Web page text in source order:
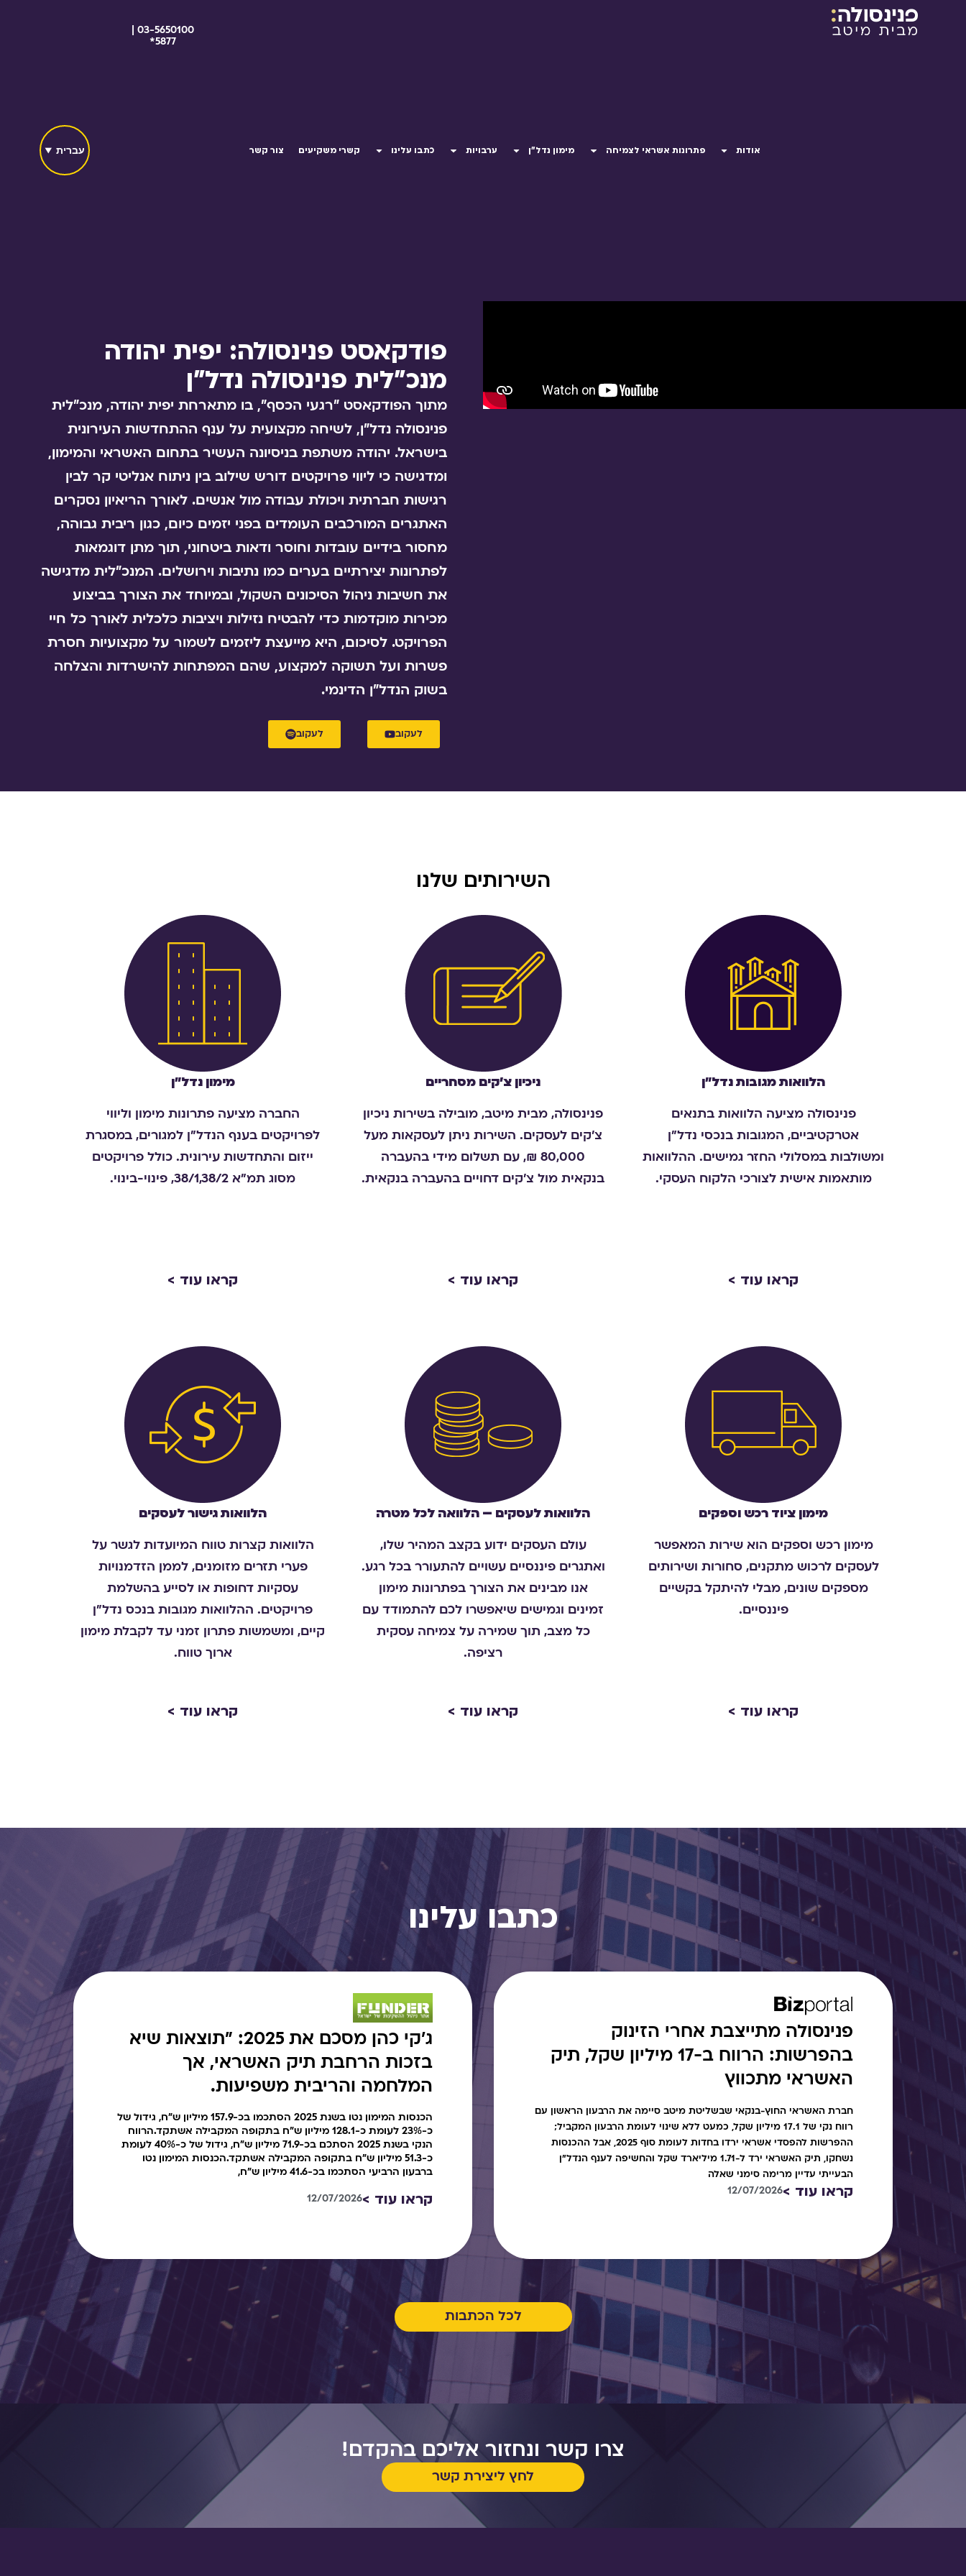
אודות פתרונות אשראי לצמיחה מימון נדל"ן ערבויות כתבו עלינו קשרי משקיעים צור קשר
03-5650100 |
5877*
עברית
פודקאסט פנינסולה: יפית יהודה
מנכ"לית פנינסולה נדל"ן
מתוך הפודקאסט "רגעי הכסף", בו מתארחת יפית יהודה, מנכ"לית
פנינסולה נדל"ן, לשיחה מקצועית על ענף ההתחדשות העירונית
בישראל. יהודה משתפת בניסיונה העשיר בתחום האשראי והמימון,
ומדגישה כי ליווי פרויקטים דורש שילוב בין ניתוח אנליטי קר לבין
רגישות חברתית ויכולת עבודה מול אנשים. לאורך הריאיון נסקרים
האתגרים המורכבים העומדים בפני יזמים כיום, כגון ריבית גבוהה,
מחסור בידיים עובדות וחוסר ודאות ביטחוני, תוך מתן דוגמאות
לפתרונות יצירתיים בערים כמו נתיבות וירושלים. המנכ"לית מדגישה
את חשיבות ניהול הסיכונים השקול, ובמיוחד את הצורך בביצוע
מכירות מוקדמות כדי להבטיח נזילות ויציבות כלכלית לאורך כל חיי
הפרויקט. לסיכום, היא מייעצת ליזמים לשמור על מקצועיות חסרת
פשרות ועל תשוקה למקצוע, שהם המפתחות להישרדות והצלחה
בשוק הנדל"ן הדינמי.
לעקוב לעקוב
השירותים שלנו
הלוואות מגובות נדל״ן
פנינסולה מציעה הלוואות בתנאים
אטרקטיביים, המגובות בנכסי נדל"ן
ומשולבות במסלולי החזר גמישים. ההלוואות
מותאמות אישית לצורכי הלקוח העסקי.
קראו עוד >
ניכיון צ'קים מסחריים
פנינסולה, מבית מיטב, מובילה בשירות ניכיון
צ'קים לעסקים. השירות ניתן לעסקאות מעל
80,000 ₪, עם תשלום מידי בהעברה
בנקאית מול צ'קים דחויים בהעברה בנקאית.
קראו עוד >
מימון נדל״ן
החברה מציעה פתרונות מימון וליווי
לפרויקטים בענף הנדל"ן למגורים, במסגרת
ייזום והתחדשות עירונית. כולל פרויקטים
מסוג תמ"א 38/1,38/2, פינוי-בינוי.
קראו עוד >
מימון ציוד רכש וספקים
מימון רכש וספקים הוא שירות המאפשר
לעסקים לרכוש מתקנים, סחורות ושירותים
מספקים שונים, מבלי להיתקל בקשיים
פיננסיים.
קראו עוד >
הלוואות לעסקים – הלוואה לכל מטרה
עולם העסקים ידוע בקצב המהיר שלו,
ואתגרים פיננסיים עשויים להתעורר בכל רגע.
אנו מבינים את הצורך בפתרונות מימון
זמינים וגמישים שיאפשרו לכם להתמודד עם
כל מצב, תוך שמירה על צמיחה עסקית
רציפה.
קראו עוד >
הלוואות גישור לעסקים
הלוואות קצרות טווח המיועדות לגשר על
פערי תזרים מזומנים, לממן הזדמנויות
עסקיות דחופות או לסייע בהשלמת
פרויקטים. ההלוואות מגובות בנכס נדל"ן
קיים, ומשמשות פתרון זמני עד לקבלת מימון
ארוך טווח.
קראו עוד >
כתבו עלינו
פנינסולה מתייצבת אחרי הזינוק
בהפרשות: הרווח ב-17 מיליון שקל, תיק
האשראי מתכווץ
חברת האשראי החוץ-בנקאי שבשליטת מיטב סיימה את הרבעון הראשון עם
רווח נקי של 17.1 מיליון שקל, כמעט ללא שינוי לעומת הרבעון המקביל;
ההפרשות להפסדי אשראי ירדו בחדות לעומת סוף 2025, אבל ההכנסות
נשחקו, תיק האשראי ירד ל-1.71 מיליארד שקל והחשיפה לענף הנדל"ן
הבעייתי עדיין מרימה סימני שאלה
קראו עוד >12/07/2026
ג׳קי כהן מסכם את 2025: "תוצאות שיא
בזכות הרחבת תיק האשראי, אך
המלחמה והריבית משפיעות.
הכנסות המימון נטו בשנת 2025 הסתכמו בכ-157.9 מיליון ש"ח, גידול של
כ-23% לעומת כ-128.1 מיליון ש"ח בתקופה המקבילה אשתקד.הרווח
הנקי בשנת 2025 הסתכם בכ-71.9 מיליון ש"ח, גידול של כ-40% לעומת
כ-51.3 מיליון ש"ח בתקופה המקבילה אשתקד.הכנסות המימון נטו
ברבעון הרביעי הסתכמו בכ-41.6 מיליון ש"ח,
קראו עוד >12/07/2026
לכל הכתבות
צרו קשר ונחזור אליכם בהקדם!
לחץ ליצירת קשר